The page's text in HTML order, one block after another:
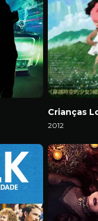
Crianças
2012